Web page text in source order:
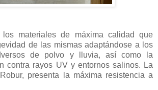
los materiales de máxima calidad que
de las mismas adaptándose a los
de polvo y lluvia, así como la
contra rayos UV y entornos salinos. La
, presenta la máxima resistencia a